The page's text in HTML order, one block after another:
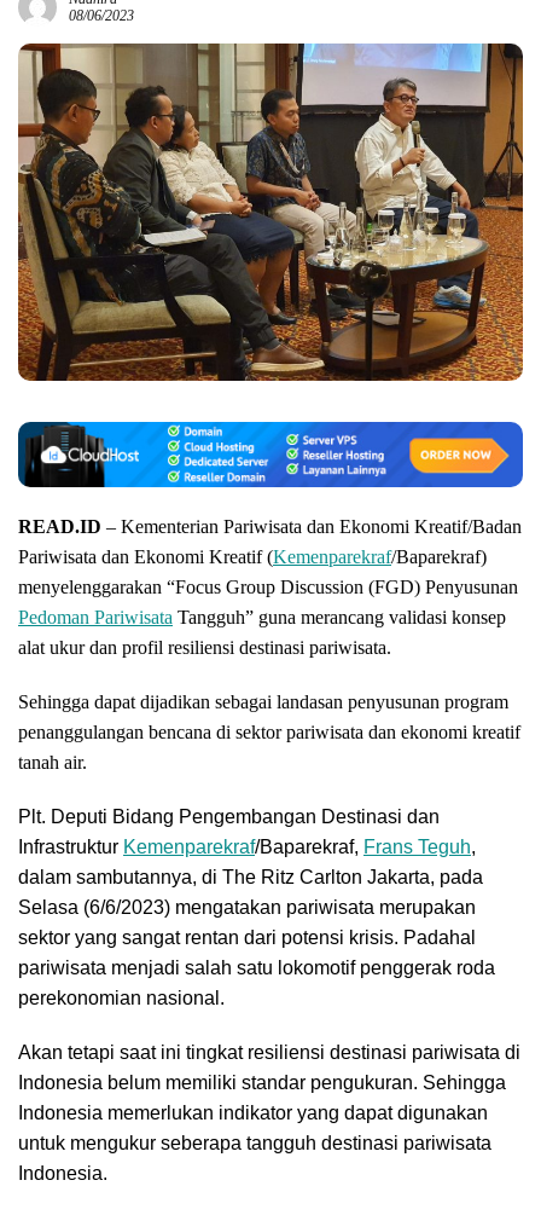
08/06/2023
READ.ID – Kementerian Pariwisata dan Ekonomi Kreatif/Badan
Pariwisata dan Ekonomi Kreatif (Kemenparekraf/Baparekraf)
menyelenggarakan “Focus Group Discussion (FGD) Penyusunan
Pedoman Pariwisata Tangguh” guna merancang validasi konsep
alat ukur dan profil resiliensi destinasi pariwisata.
Sehingga dapat dijadikan sebagai landasan penyusunan program
penanggulangan bencana di sektor pariwisata dan ekonomi kreatif
tanah air.
Plt. Deputi Bidang Pengembangan Destinasi dan
Infrastruktur Kemenparekraf/Baparekraf, Frans Teguh,
dalam sambutannya, di The Ritz Carlton Jakarta, pada
Selasa (6/6/2023) mengatakan pariwisata merupakan
sektor yang sangat rentan dari potensi krisis. Padahal
pariwisata menjadi salah satu lokomotif penggerak roda
perekonomian nasional.
Akan tetapi saat ini tingkat resiliensi destinasi pariwisata di
Indonesia belum memiliki standar pengukuran. Sehingga
Indonesia memerlukan indikator yang dapat digunakan
untuk mengukur seberapa tangguh destinasi pariwisata
Indonesia.